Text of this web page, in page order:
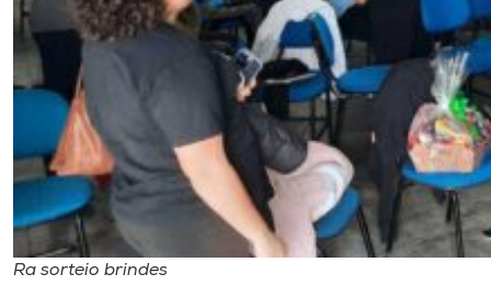
Ra sorteio brindes